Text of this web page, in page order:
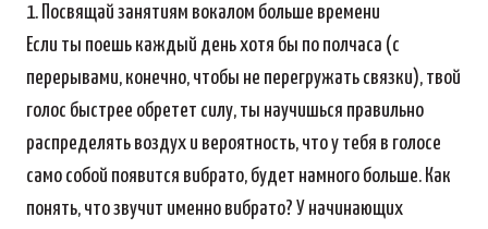
1. Посвящай занятиям вокалом больше времени
Если ты поешь каждый день хотя бы по полчаса (с
перерывами, конечно, чтобы не перегружать связки), твой
голос быстрее обретет силу, ты научишься правильно
распределять воздух и вероятность, что у тебя в голосе
само собой появится вибрато, будет намного больше. Как
понять, что звучит именно вибрато? У начинающих